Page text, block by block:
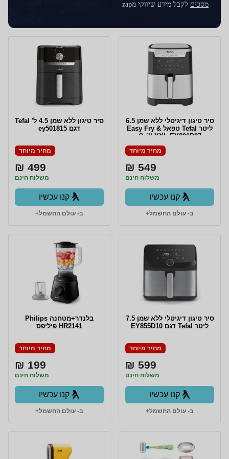
מסכים לקבל מידע שיווקי מzap
סיר טיגון דיגיטלי ללא שמן 6.5
ליטר Tefal טפאל Easy Fry &
Grill XXL EY801D27
מחיר מיוחד
549 ₪
משלוח חינם
קנו עכשיו
ב- עולם החשמל+
סיר טיגון ללא שמן 4.5 ל' Tefal
דגם ey501815
מחיר מיוחד
499 ₪
משלוח חינם
קנו עכשיו
ב- עולם החשמל+
סיר טיגון דיגיטלי ללא שמן 7.5
ליטר Tefal דגם EY855D10
מחיר מיוחד
599 ₪
משלוח חינם
קנו עכשיו
ב- עולם החשמל+
‏בלנדר+‎מטחנה Philips
HR2141 פיליפס
מחיר מיוחד
199 ₪
משלוח חינם
קנו עכשיו
ב- עולם החשמל+